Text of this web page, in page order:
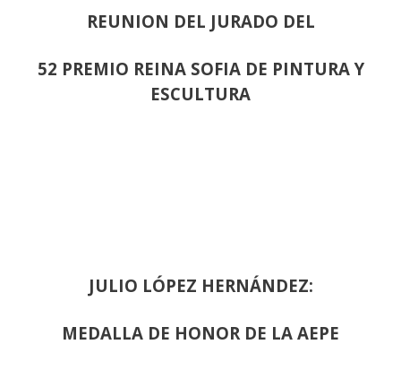
REUNION DEL JURADO DEL
52 PREMIO REINA SOFIA DE PINTURA Y
ESCULTURA
JULIO LÓPEZ HERNÁNDEZ:
MEDALLA DE HONOR DE LA AEPE